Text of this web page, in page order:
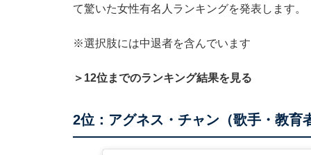
て驚いた女性有名人ランキングを発表します。
※選択肢には中退者を含んでいます
＞12位までのランキング結果を見る
2位：アグネス・チャン（歌手・教育